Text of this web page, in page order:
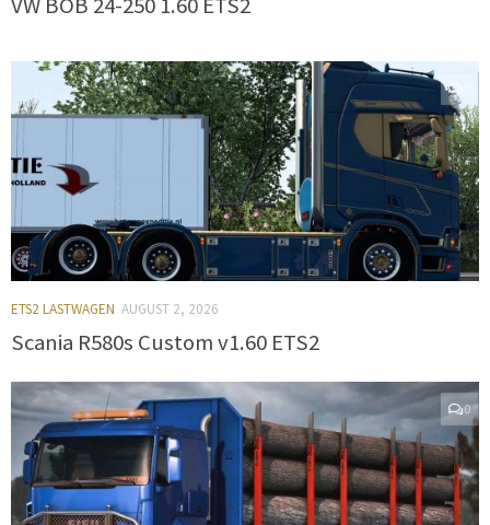
ETS2 LASTWAGEN AUGUST 2, 2026
Scania R580s Custom v1.60 ETS2
0